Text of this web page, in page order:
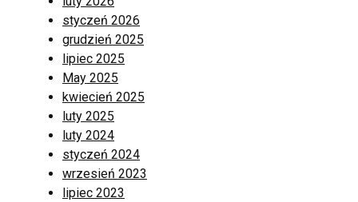
styczeń 2026
grudzień 2025
lipiec 2025
May 2025
kwiecień 2025
luty 2025
luty 2024
styczeń 2024
wrzesień 2023
lipiec 2023